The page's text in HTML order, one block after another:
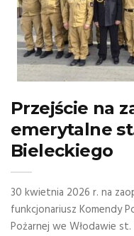
Przejście na
emerytalne
Bieleckiego
30 kwietnia 2026 r. na
funkcjonariusz Komendy
Pożarnej we Włodawie